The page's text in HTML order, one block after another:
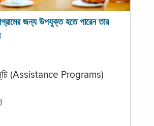
জন্য উপযুক্ত হতে পারেন তার
(Assistance Programs)